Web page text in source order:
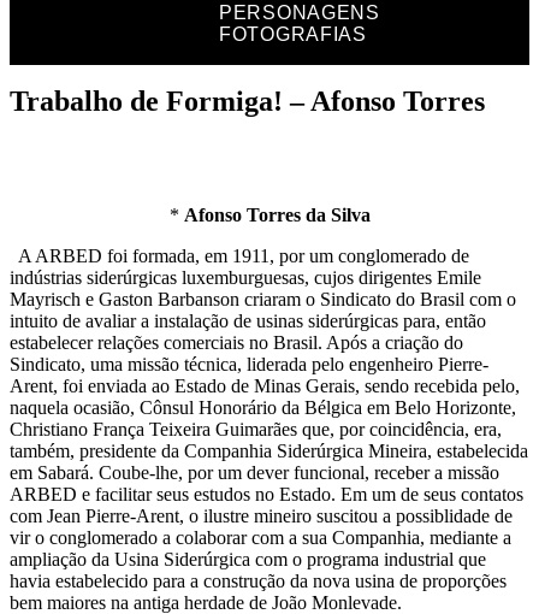
PERSONAGENS
FOTOGRAFIAS
Trabalho de Formiga! – Afonso Torres
* Afonso Torres da Silva
A ARBED foi formada, em 1911, por um conglomerado de
indústrias siderúrgicas luxemburguesas, cujos dirigentes Emile
Mayrisch e Gaston Barbanson criaram o Sindicato do Brasil com o
intuito de avaliar a instalação de usinas siderúrgicas para, então
estabelecer relações comerciais no Brasil. Após a criação do
Sindicato, uma missão técnica, liderada pelo engenheiro Pierre-
Arent, foi enviada ao Estado de Minas Gerais, sendo recebida pelo,
naquela ocasião, Cônsul Honorário da Bélgica em Belo Horizonte,
Christiano França Teixeira Guimarães que, por coincidência, era,
também, presidente da Companhia Siderúrgica Mineira, estabelecida
em Sabará. Coube-lhe, por um dever funcional, receber a missão
ARBED e facilitar seus estudos no Estado. Em um de seus contatos
com Jean Pierre-Arent, o ilustre mineiro suscitou a possiblidade de
vir o conglomerado a colaborar com a sua Companhia, mediante a
ampliação da Usina Siderúrgica com o programa industrial que
havia estabelecido para a construção da nova usina de proporções
bem maiores na antiga herdade de João Monlevade.